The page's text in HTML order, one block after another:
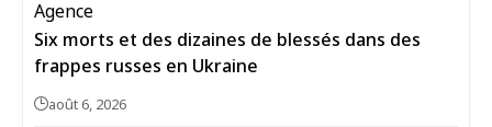
Six morts et des dizaines de blessés dans des
frappes russes en Ukraine
août 6, 2026